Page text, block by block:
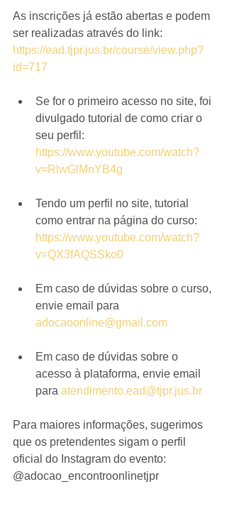
As inscrições já estão abertas e podem
ser realizadas através do link:
https://ead.tjpr.jus.br/course/view.php?
id=717
Se for o primeiro acesso no site, foi
divulgado tutorial de como criar o
seu perfil:
https://www.youtube.com/watch?
v=RlwGlMnYB4g
Tendo um perfil no site, tutorial
como entrar na página do curso:
https://www.youtube.com/watch?
v=QX3fAQSSko0
Em caso de dúvidas sobre o curso,
envie email para
adocaoonline@gmail.com
Em caso de dúvidas sobre o
acesso à plataforma, envie email
para atendimento.ead@tjpr.jus.br
Para maiores informações, sugerimos
que os pretendentes sigam o perfil
oficial do Instagram do evento:
@adocao_encontroonlinetjpr